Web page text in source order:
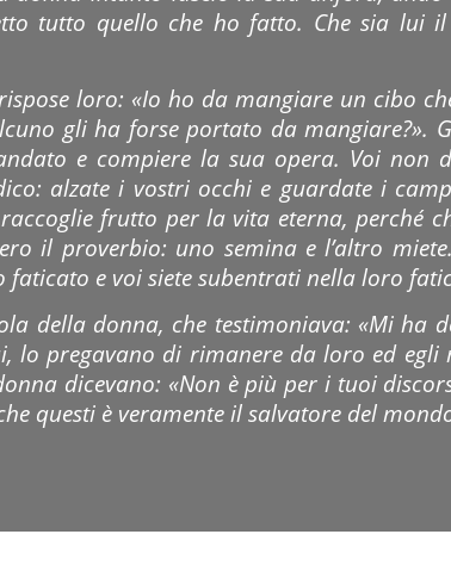
tutto quello che ho fatto. Che sia lui il
loro: «Io ho da mangiare un cibo
gli ha forse portato da mangiare?».
e compiere la sua opera. Voi non
alzate i vostri occhi e guardate i
frutto per la vita eterna, perché
il proverbio: uno semina e l’altro
e voi siete subentrati nella loro
della donna, che testimoniava: «Mi ha
lo pregavano di rimanere da loro ed egli
dicevano: «Non è più per i tuoi
questi è veramente il salvatore del